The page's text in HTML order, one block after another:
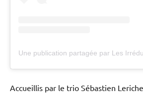
Accueillis par le trio Sébastien